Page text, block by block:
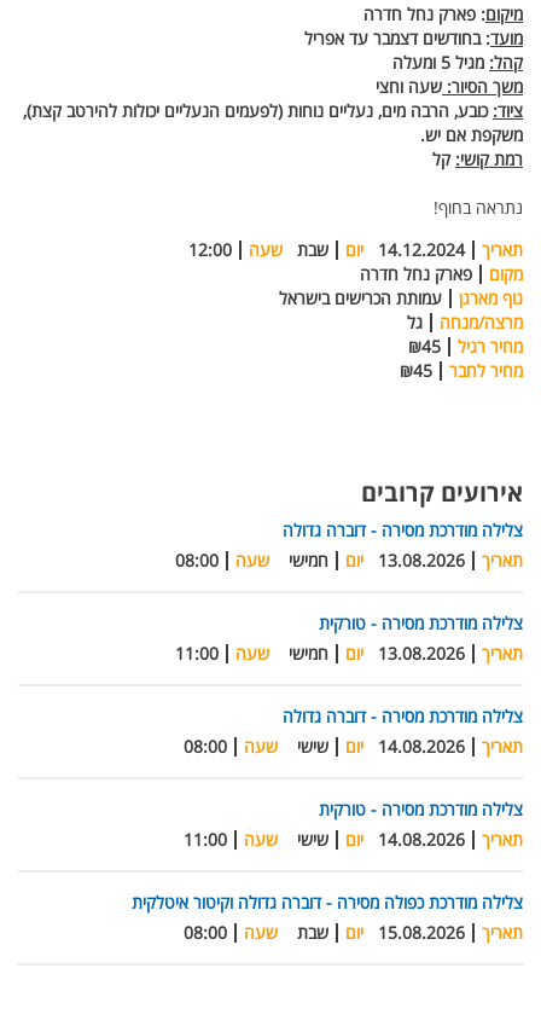
מיקום: פארק נחל חדרה
מועד: בחודשים דצמבר עד אפריל
קהל: מגיל 5 ומעלה
משך הסיור: שעה וחצי
ציוד: כובע, הרבה מים, נעליים נוחות (לפעמים הנעליים יכולות להירטב קצת),
משקפת אם יש.
רמת קושי: קל
נתראה בחוף!
תאריך
14.12.2024 יום שבת שעה
12:00
מקום
פארק נחל חדרה
גוף מארגן
עמותת הכרישים בישראל
מרצה/מנחה
גל
מחיר רגיל
₪45
מחיר לחבר
₪45
אירועים קרובים
צלילה מודרכת מסירה - דוברה גדולה
תאריך
13.08.2026 יום חמישי שעה 08:00
צלילה מודרכת מסירה - טורקית
תאריך
13.08.2026 יום חמישי שעה 11:00
צלילה מודרכת מסירה - דוברה גדולה
תאריך
14.08.2026 יום שישי שעה 08:00
צלילה מודרכת מסירה - טורקית
תאריך
14.08.2026 יום שישי שעה 11:00
צלילה מודרכת כפולה מסירה - דוברה גדולה וקיטור איטלקית
תאריך
15.08.2026 יום שבת שעה 08:00